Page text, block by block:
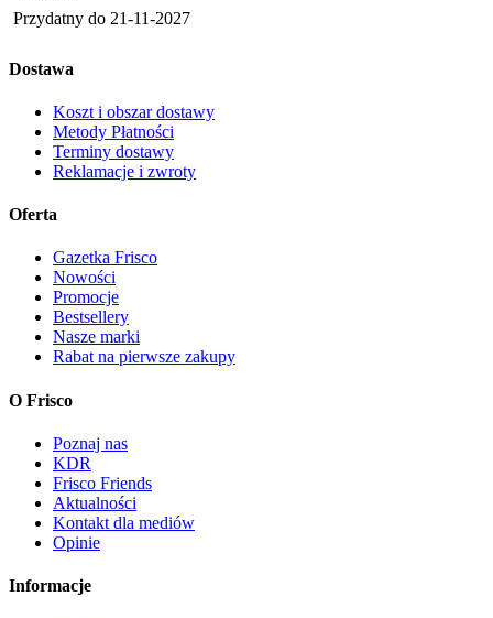
Przydatny do 21-11-2027
Dostawa
Koszt i obszar dostawy
Metody Płatności
Terminy dostawy
Reklamacje i zwroty
Oferta
Gazetka Frisco
Nowości
Promocje
Bestsellery
Nasze marki
Rabat na pierwsze zakupy
O Frisco
Poznaj nas
KDR
Frisco Friends
Aktualności
Kontakt dla mediów
Opinie
Informacje